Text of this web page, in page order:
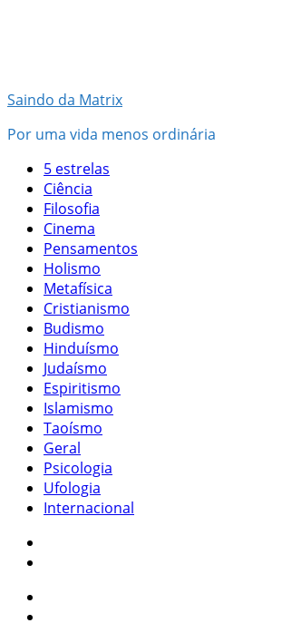
Saindo da Matrix
Por uma vida menos ordinária
5 estrelas
Ciência
Filosofia
Cinema
Pensamentos
Holismo
Metafísica
Cristianismo
Budismo
Hinduísmo
Judaísmo
Espiritismo
Islamismo
Taoísmo
Geral
Psicologia
Ufologia
Internacional